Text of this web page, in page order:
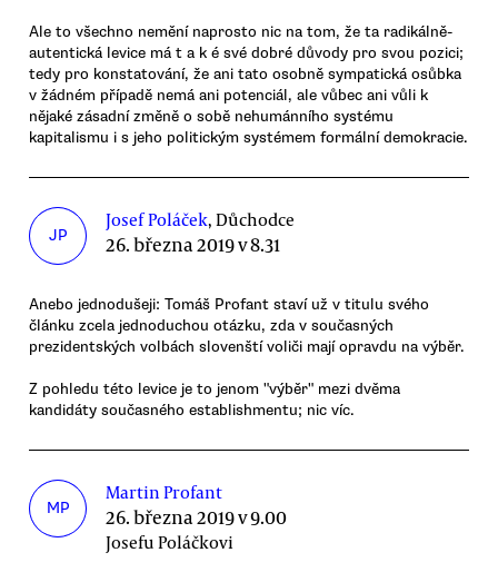
Ale to všechno nemění naprosto nic na tom, že ta radikálně-
autentická levice má t a k é své dobré důvody pro svou pozici;
tedy pro konstatování, že ani tato osobně sympatická osůbka
v žádném případě nemá ani potenciál, ale vůbec ani vůli k
nějaké zásadní změně o sobě nehumánního systému
kapitalismu i s jeho politickým systémem formální demokracie.
JP
Josef Poláček, Důchodce
26. března 2019 v 8.31
Anebo jednodušeji: Tomáš Profant staví už v titulu svého
článku zcela jednoduchou otázku, zda v současných
prezidentských volbách slovenští voliči mají opravdu na výběr.
Z pohledu této levice je to jenom "výběr" mezi dvěma
kandidáty současného establishmentu; nic víc.
MP
Martin Profant
26. března 2019 v 9.00
Josefu Poláčkovi